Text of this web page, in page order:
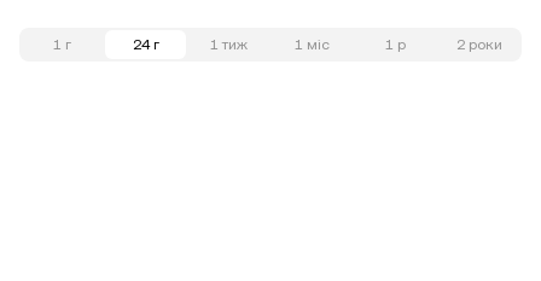
1 г 24 г 1 тиж 1 міс 1 р 2 роки